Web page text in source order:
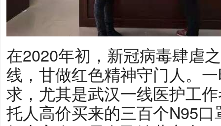
在2020年初，新冠病毒肆虐
线，甘做红色精神守门人。
求，尤其是武汉一线医护工
托人高价买来的三百个N95